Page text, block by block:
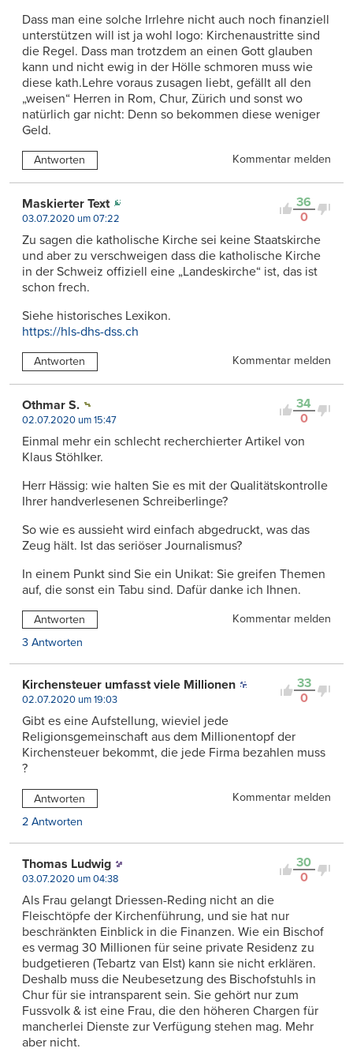
Dass man eine solche Irrlehre nicht auch noch finanziell
unterstützen will ist ja wohl logo: Kirchenaustritte sind
die Regel. Dass man trotzdem an einen Gott glauben
kann und nicht ewig in der Hölle schmoren muss wie
diese kath.Lehre voraus zusagen liebt, gefällt all den
„weisen“ Herren in Rom, Chur, Zürich und sonst wo
natürlich gar nicht: Denn so bekommen diese weniger
Geld.
Antworten Kommentar melden
36
0
Maskierter Text
03.07.2020 um 07:22
Zu sagen die katholische Kirche sei keine Staatskirche
und aber zu verschweigen dass die katholische Kirche
in der Schweiz offiziell eine „Landeskirche“ ist, das ist
schon frech.
Siehe historisches Lexikon.
https://hls-dhs-dss.ch
Antworten Kommentar melden
34
0
Othmar S.
02.07.2020 um 15:47
Einmal mehr ein schlecht recherchierter Artikel von
Klaus Stöhlker.
Herr Hässig: wie halten Sie es mit der Qualitätskontrolle
Ihrer handverlesenen Schreiberlinge?
So wie es aussieht wird einfach abgedruckt, was das
Zeug hält. Ist das seriöser Journalismus?
In einem Punkt sind Sie ein Unikat: Sie greifen Themen
auf, die sonst ein Tabu sind. Dafür danke ich Ihnen.
Antworten
Kommentar melden
3 Antworten
33
0
Kirchensteuer umfasst viele Millionen
02.07.2020 um 19:03
Gibt es eine Aufstellung, wieviel jede
Religionsgemeinschaft aus dem Millionentopf der
Kirchensteuer bekommt, die jede Firma bezahlen muss
?
Antworten
Kommentar melden
2 Antworten
30
0
Thomas Ludwig
03.07.2020 um 04:38
Als Frau gelangt Driessen-Reding nicht an die
Fleischtöpfe der Kirchenführung, und sie hat nur
beschränkten Einblick in die Finanzen. Wie ein Bischof
es vermag 30 Millionen für seine private Residenz zu
budgetieren (Tebartz van Elst) kann sie nicht erklären.
Deshalb muss die Neubesetzung des Bischofstuhls in
Chur für sie intransparent sein. Sie gehört nur zum
Fussvolk & ist eine Frau, die den höheren Chargen für
mancherlei Dienste zur Verfügung stehen mag. Mehr
aber nicht.